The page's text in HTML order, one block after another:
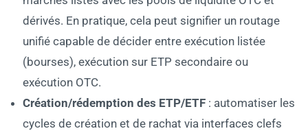
dérivés. En pratique, cela peut signifier un routage
unifié capable de décider entre exécution listée
(bourses), exécution sur ETP secondaire ou
exécution OTC.
Création/rédemption des ETP/ETF : automatiser les
cycles de création et de rachat via interfaces clefs